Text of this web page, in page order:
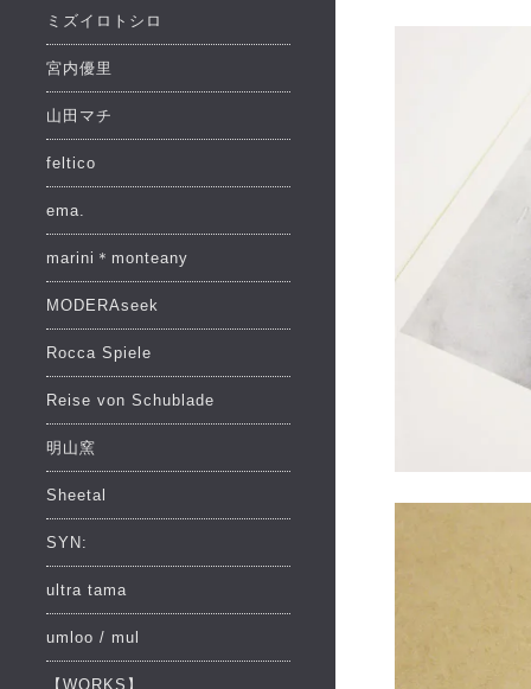
ミズイロトシロ
宮内優里
山田マチ
feltico
ema.
marini＊monteany
MODERAseek
Rocca Spiele
Reise von Schublade
明山窯
Sheetal
SYN:
ultra tama
umloo / mul
【WORKS】